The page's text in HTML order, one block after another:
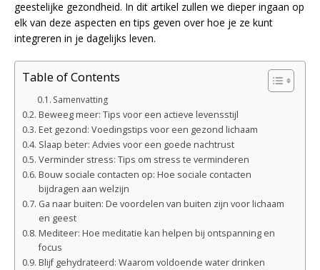
geestelijke gezondheid. In dit artikel zullen we dieper ingaan op
elk van deze aspecten en tips geven over hoe je ze kunt
integreren in je dagelijks leven.
Table of Contents
Samenvatting
Beweeg meer: Tips voor een actieve levensstijl
Eet gezond: Voedingstips voor een gezond lichaam
Slaap beter: Advies voor een goede nachtrust
Verminder stress: Tips om stress te verminderen
Bouw sociale contacten op: Hoe sociale contacten
bijdragen aan welzijn
Ga naar buiten: De voordelen van buiten zijn voor lichaam
en geest
Mediteer: Hoe meditatie kan helpen bij ontspanning en
focus
Blijf gehydrateerd: Waarom voldoende water drinken